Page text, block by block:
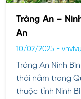
Tràng An –
An
10/02/2025 - vnvivu
Tràng An Ninh
thái nằm trong
thuộc tỉnh Ninh